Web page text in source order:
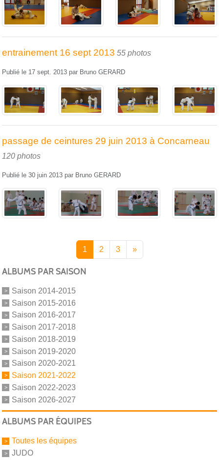
entrainement 16 sept 2013 55 photos
Publié le 17 sept. 2013 par Bruno GERARD
passage de ceintures 29 juin 2013 à Concarneau
120 photos
Publié le 30 juin 2013 par Bruno GERARD
1 2 3 »
ALBUMS PAR SAISON
Saison 2014-2015
Saison 2015-2016
Saison 2016-2017
Saison 2017-2018
Saison 2018-2019
Saison 2019-2020
Saison 2020-2021
Saison 2021-2022
Saison 2022-2023
Saison 2026-2027
ALBUMS PAR ÉQUIPES
Toutes les équipes
JUDO